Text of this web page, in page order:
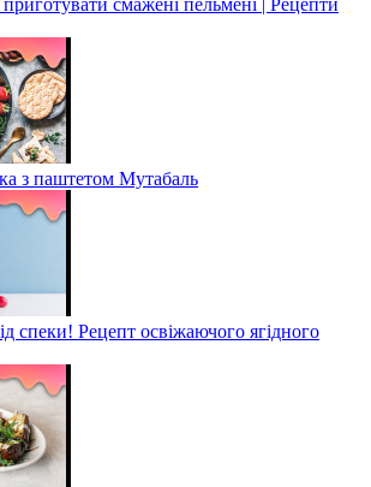
з паштетом Мутабаль
спеки! Рецепт освіжаючого ягідного